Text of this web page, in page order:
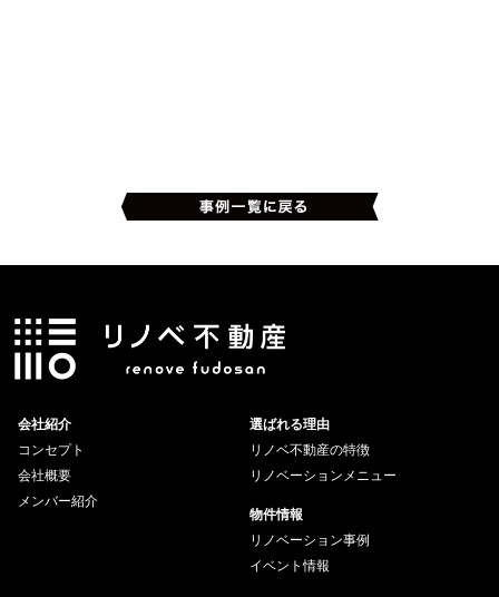
会社紹介
コンセプト
会社概要
メンバー紹介
選ばれる理由
リノベ不動産の特徴
リノベーションメニュー
物件情報
リノベーション事例
イベント情報